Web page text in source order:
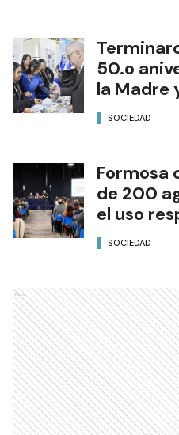
50.o
la Madre
SOCIEDAD
Formosa
de 200
el uso
SOCIEDAD
Ads